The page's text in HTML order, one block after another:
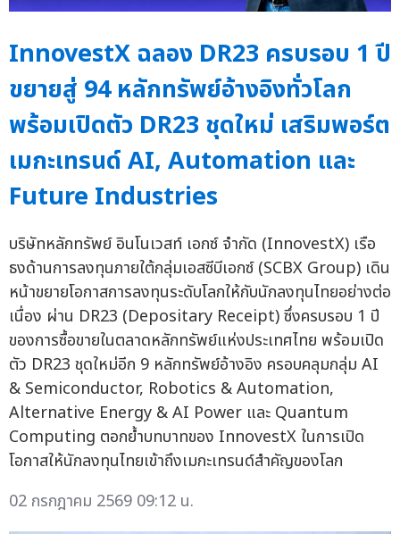
InnovestX ฉลอง DR23 ครบรอบ 1 ปี
ขยายสู่ 94 หลักทรัพย์อ้างอิงทั่วโลก
พร้อมเปิดตัว DR23 ชุดใหม่ เสริมพอร์ต
เมกะเทรนด์ AI, Automation และ
Future Industries
บริษัทหลักทรัพย์ อินโนเวสท์ เอกซ์ จำกัด (InnovestX) เรือ
ธงด้านการลงทุนภายใต้กลุ่มเอสซีบีเอกซ์ (SCBX Group) เดิน
หน้าขยายโอกาสการลงทุนระดับโลกให้กับนักลงทุนไทยอย่างต่อ
เนื่อง ผ่าน DR23 (Depositary Receipt) ซึ่งครบรอบ 1 ปี
ของการซื้อขายในตลาดหลักทรัพย์แห่งประเทศไทย พร้อมเปิด
ตัว DR23 ชุดใหม่อีก 9 หลักทรัพย์อ้างอิง ครอบคลุมกลุ่ม AI
& Semiconductor, Robotics & Automation,
Alternative Energy & AI Power และ Quantum
Computing ตอกย้ำบทบาทของ InnovestX ในการเปิด
โอกาสให้นักลงทุนไทยเข้าถึงเมกะเทรนด์สำคัญของโลก
02 กรกฎาคม 2569 09:12 น.